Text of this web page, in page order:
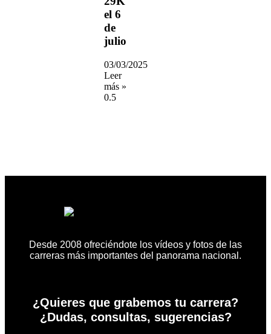
el 6
de
julio
03/03/2025
Leer
más »
Desde 2008 ofreciéndote los vídeos y fotos de las
carreras más importantes del panorama nacional.
¿Quieres que grabemos tu carrera?
¿Dudas, consultas, sugerencias?